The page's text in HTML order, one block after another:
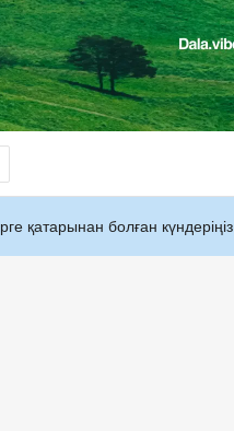
қатарынан болған күндеріңіз